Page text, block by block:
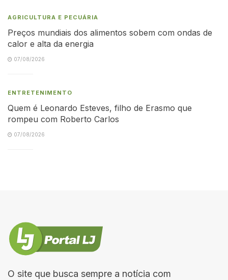
AGRICULTURA E PECUÁRIA
Preços mundiais dos alimentos sobem com ondas de
calor e alta da energia
07/08/2026
ENTRETENIMENTO
Quem é Leonardo Esteves, filho de Erasmo que
rompeu com Roberto Carlos
07/08/2026
O site que busca sempre a notícia com